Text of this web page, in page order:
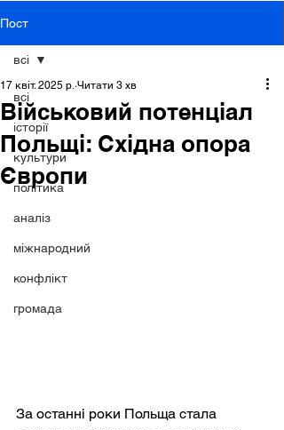
Пост
всі
історії
культури
політика
аналіз
міжнародний
конфлікт
громада
всі
Військовий потенціал
Польщі: Східна опора
Європи
17 квіт. 2025 р. Читати 3 хв
За останні роки Польща стала